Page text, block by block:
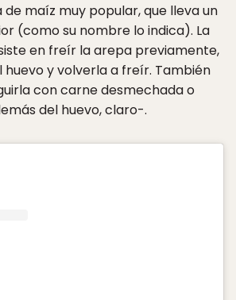
de maíz muy popular, que lleva un
(como su nombre lo indica). La
en freír la arepa previamente,
y volverla a freír. También
con carne desmechada o
del huevo, claro-.